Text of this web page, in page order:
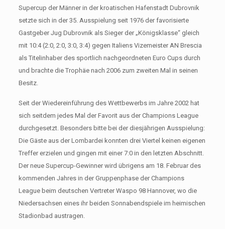
Supercup der Männer in der kroatischen Hafenstadt Dubrovnik
setzte sich in der 35. Ausspielung seit 1976 der favorisierte
Gastgeber Jug Dubrovnik als Sieger der „Königsklasse“ gleich
mit 10:4 (2:0, 2:0, 3:0, 3:4) gegen Italiens Vizemeister AN Brescia
als Titelinhaber des sportlich nachgeordneten Euro Cups durch
und brachte die Trophäe nach 2006 zum zweiten Mal in seinen
Besitz.
Seit der Wiedereinführung des Wettbewerbs im Jahre 2002 hat
sich seitdem jedes Mal der Favorit aus der Champions League
durchgesetzt. Besonders bitte bei der diesjährigen Ausspielung:
Die Gäste aus der Lombardei konnten drei Viertel keinen eigenen
Treffer erzielen und gingen mit einer 7:0 in den letzten Abschnitt.
Der neue Supercup-Gewinner wird übrigens am 18. Februar des
kommenden Jahres in der Gruppenphase der Champions
League beim deutschen Vertreter Waspo 98 Hannover, wo die
Niedersachsen eines ihr beiden Sonnabendspiele im heimischen
Stadionbad austragen.